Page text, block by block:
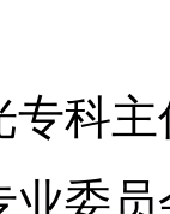
专科
业委